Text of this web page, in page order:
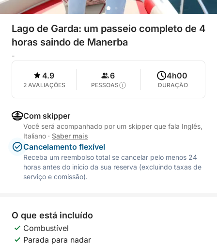
Lago de Garda: um passeio completo de 4
horas saindo de Manerba
-
4.9
2 AVALIAÇÕES
6
PESSOAS
4h00
DURAÇÃO
Com skipper
Você será acompanhado por um skipper que fala Inglês,
Italiano · Saber mais
Cancelamento flexível
Receba um reembolso total se cancelar pelo menos 24
horas antes do início da sua reserva (excluindo taxas de
serviço e comissão).
O que está incluído
Combustível
Parada para nadar